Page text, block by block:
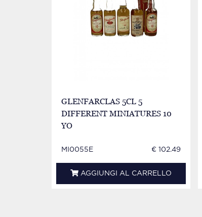
GLENFARCLAS 5CL 5
DIFFERENT MINIATURES 10
YO
MI0055E € 102.49
AGGIUNGI AL CARRELLO